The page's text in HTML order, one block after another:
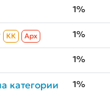
1%
КК Aрх 1%
1%
категории 1%